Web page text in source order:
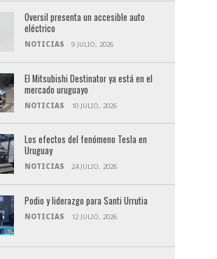
Oversil presenta un accesible auto
eléctrico
NOTICIAS 9 JULIO, 2026
El Mitsubishi Destinator ya está en el
mercado uruguayo
NOTICIAS 10 JULIO, 2026
Los efectos del fenómeno Tesla en
Uruguay
NOTICIAS 24 JULIO, 2026
Podio y liderazgo para Santi Urrutia
NOTICIAS 12 JULIO, 2026